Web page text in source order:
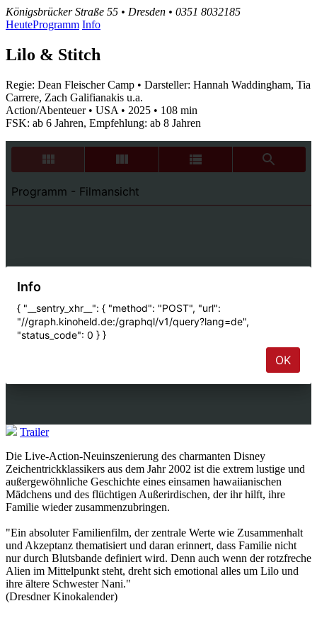
Königsbrücker Straße 55 • Dresden • 0351 8032185
HeuteProgramm Info
Lilo & Stitch
Regie: Dean Fleischer Camp • Darsteller: Hannah Waddingham, Tia
Carrere, Zach Galifianakis u.a.
Action/Abenteuer • USA • 2025 • 108 min
FSK: ab 6 Jahren, Empfehlung: ab 8 Jahren
Trailer
Die Live-Action-Neuinszenierung des charmanten Disney
Zeichentrickklassikers aus dem Jahr 2002 ist die extrem lustige und
außergewöhnliche Geschichte eines einsamen hawaiianischen
Mädchens und des flüchtigen Außerirdischen, der ihr hilft, ihre
Familie wieder zusammenzubringen.
"Ein absoluter Familienfilm, der zentrale Werte wie Zusammenhalt
und Akzeptanz thematisiert und daran erinnert, dass Familie nicht
nur durch Blutsbande definiert wird. Denn auch wenn der rotzfreche
Alien im Mittelpunkt steht, dreht sich emotional alles um Lilo und
ihre ältere Schwester Nani."
(Dresdner Kinokalender)